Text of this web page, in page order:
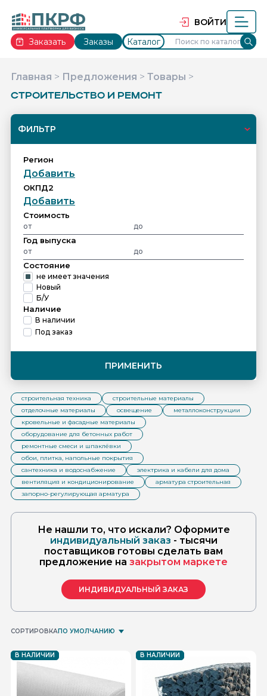
ВОЙТИ
Заказать
Заказы Каталог
Главная > Предложения > Товары >
СТРОИТЕЛЬСТВО И РЕМОНТ
ФИЛЬТР
Регион
Добавить
ОКПД2
Добавить
Cтоимость
Год выпуска
Состояние
не имеет значения
Новый
Б/У
Наличие
В наличии
Под заказ
ПРИМЕНИТЬ
строительная техника
строительные материалы
отделочные материалы
освещение
металлоконструкции
кровельные и фасадные материалы
оборудование для бетонных работ
ремонтные смеси и шпаклёвки
обои, плитка, напольные покрытия
сантехника и водоснабжение
электрика и кабели для дома
вентиляция и кондиционирование
арматура строительная
запорно-регулирующая арматура
Не нашли то, что искали? Оформите
индивидуальный заказ - тысячи
поставщиков готовы сделать вам
предложение на закрытом маркете
ИНДИВИДУАЛЬНЫЙ ЗАКАЗ
СОРТИРОВКАПО УМОЛЧАНИЮ
В НАЛИЧИИ В НАЛИЧИИ